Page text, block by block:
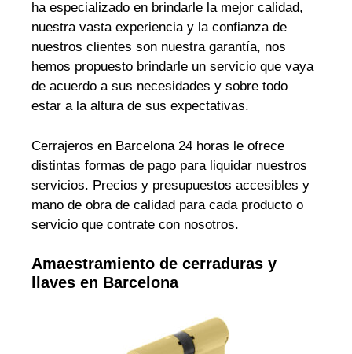
ha especializado en brindarle la mejor calidad,
nuestra vasta experiencia y la confianza de
nuestros clientes son nuestra garantía, nos
hemos propuesto brindarle un servicio que vaya
de acuerdo a sus necesidades y sobre todo
estar a la altura de sus expectativas.
Cerrajeros en Barcelona 24 horas le ofrece
distintas formas de pago para liquidar nuestros
servicios. Precios y presupuestos accesibles y
mano de obra de calidad para cada producto o
servicio que contrate con nosotros.
Amaestramiento de cerraduras y
llaves en Barcelona